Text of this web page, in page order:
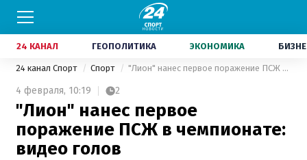
24 КАНАЛ ГЕОПОЛИТИКА ЭКОНОМИКА
24 канал Спорт Спорт "Лион" нанес первое поражение ПСЖ в чемпионате: видео голов
4 февраля, 10:19 2
"Лион" нанес первое
поражение ПСЖ в чемпионате:
видео голов